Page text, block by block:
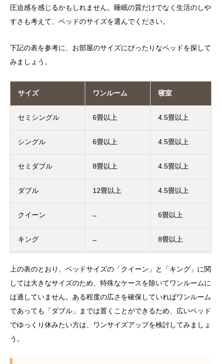
圧迫感を感じるかもしれません。睡眠の質だけでなく生活のしや
すさも考えて、ベッドのサイズを選んでください。
下記の表を参考に、お部屋のサイズにぴったりなベッドを探して
みましょう。
サイズ ワンルーム 寝室
セミシングル 6畳以上 4.5畳以上
シングル 6畳以上 4.5畳以上
セミダブル 8畳以上 4.5畳以上
ダブル 12畳以上 4.5畳以上
クイーン – 6畳以上
キング – 8畳以上
上の表のとおり、ベッドサイズの「クイーン」と「キング」に関
しては大きなサイズのため、特殊なケースを除いてワンルームに
は適していません。ある程度の広さを確保していればワンルーム
であっても「ダブル」までは置くことができるため、広いベッド
でゆっくり休みたい方は、ワンサイズアップを検討してみましょ
う。